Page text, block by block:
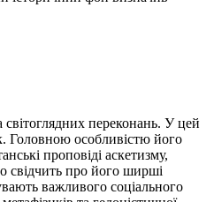
переконань. У цей
Головною особливістю його
проповіді аскетизму,
свідчить про його ширші
важливого соціального